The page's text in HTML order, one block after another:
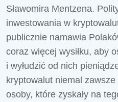
Sławomira Mentzena.
inwestowania w
publicznie namawia
coraz więcej wysiłku, aby
i wyłudzić od nich
kryptowalut niemal
osoby, które zyskały na